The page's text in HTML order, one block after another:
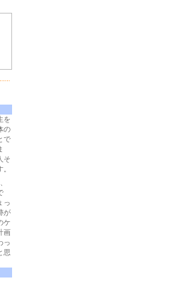
を
の
で
そ
っ
が
ケ
画
っ
思